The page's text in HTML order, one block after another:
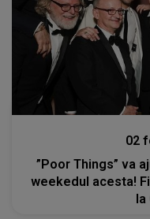
02
”Poor Things” va
weekedul acesta!
la